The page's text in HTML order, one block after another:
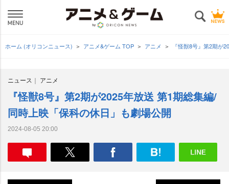
ホーム (オリコンニュース) アニメ&ゲーム TOP アニメ 『怪獣8号』第2期が
ニュース アニメ
『怪獣8号』第2期が2025年放送 第1期総集編/
同時上映「保科の休日」も劇場公開
2024-08-05 20:00